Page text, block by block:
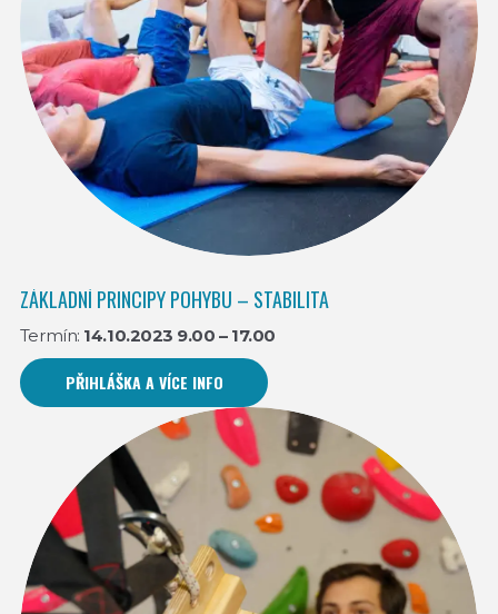
ZÁKLADNÍ PRINCIPY POHYBU – STABILITA
Termín: 14.10.2023 9.00 – 17.00
PŘIHLÁŠKA A VÍCE INFO